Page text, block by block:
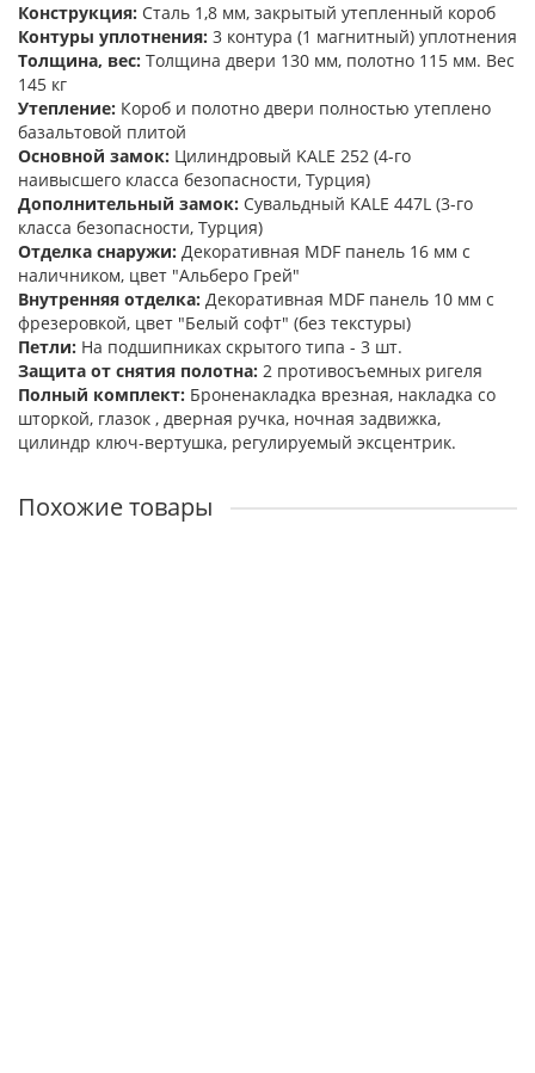
Конструкция: Сталь 1,8 мм, закрытый утепленный короб
Контуры уплотнения: 3 контура (1 магнитный) уплотнения
Толщина, вес: Толщина двери 130 мм, полотно 115 мм. Вес
145 кг
Утепление: Короб и полотно двери полностью утеплено
базальтовой плитой
Основной замок: Цилиндровый KALE 252 (4-го
наивысшего класса безопасности, Турция)
Дополнительный замок: Сувальдный KALE 447L (3-го
класса безопасности, Турция)
Отделка снаружи: Декоративная MDF панель 16 мм с
наличником, цвет "Альберо Грей"
Внутренняя отделка: Декоративная MDF панель 10 мм с
фрезеровкой, цвет "Белый софт" (без текстуры)
Петли: На подшипниках скрытого типа - 3 шт.
Защита от снятия полотна: 2 противосъемных ригеля
Полный комплект: Броненакладка врезная, накладка со
шторкой, глазок , дверная ручка, ночная задвижка,
цилиндр ключ-вертушка, регулируемый эксцентрик.
Похожие товары